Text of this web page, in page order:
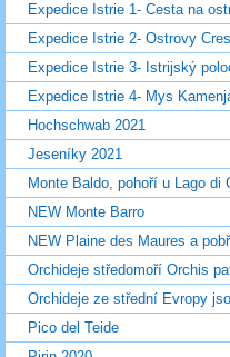
Expedice Istrie 1- Cesta na
Expedice Istrie 2- Ostrovy
Expedice Istrie 3- Istrijský
Expedice Istrie 4- Mys
Hochschwab 2021
Jeseníky 2021
Monte Baldo, pohoří u Lago di
NEW Monte Barro
NEW Plaine des Maures a
Orchideje středomoří Orchis
Orchideje ze střední Evropy
Pico del Teide